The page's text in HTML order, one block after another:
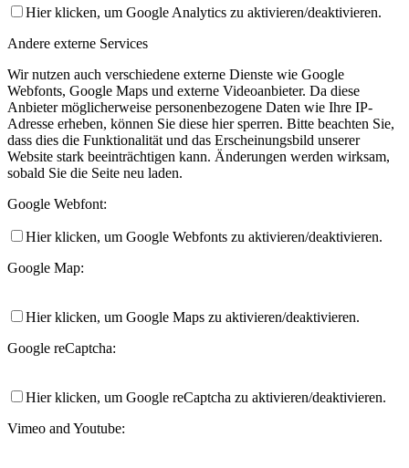
Hier klicken, um Google Analytics zu aktivieren/deaktivieren.
Andere externe Services
Wir nutzen auch verschiedene externe Dienste wie Google
Webfonts, Google Maps und externe Videoanbieter. Da diese
Anbieter möglicherweise personenbezogene Daten wie Ihre IP-
Adresse erheben, können Sie diese hier sperren. Bitte beachten Sie,
dass dies die Funktionalität und das Erscheinungsbild unserer
Website stark beeinträchtigen kann. Änderungen werden wirksam,
sobald Sie die Seite neu laden.
Google Webfont:
Hier klicken, um Google Webfonts zu aktivieren/deaktivieren.
Google Map:
Hier klicken, um Google Maps zu aktivieren/deaktivieren.
Google reCaptcha:
Hier klicken, um Google reCaptcha zu aktivieren/deaktivieren.
Vimeo and Youtube: